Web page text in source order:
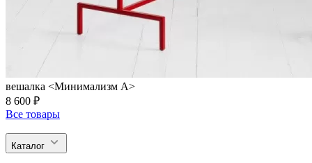
вешалка <Минимализм A>
8 600 ₽
Все товары
Каталог